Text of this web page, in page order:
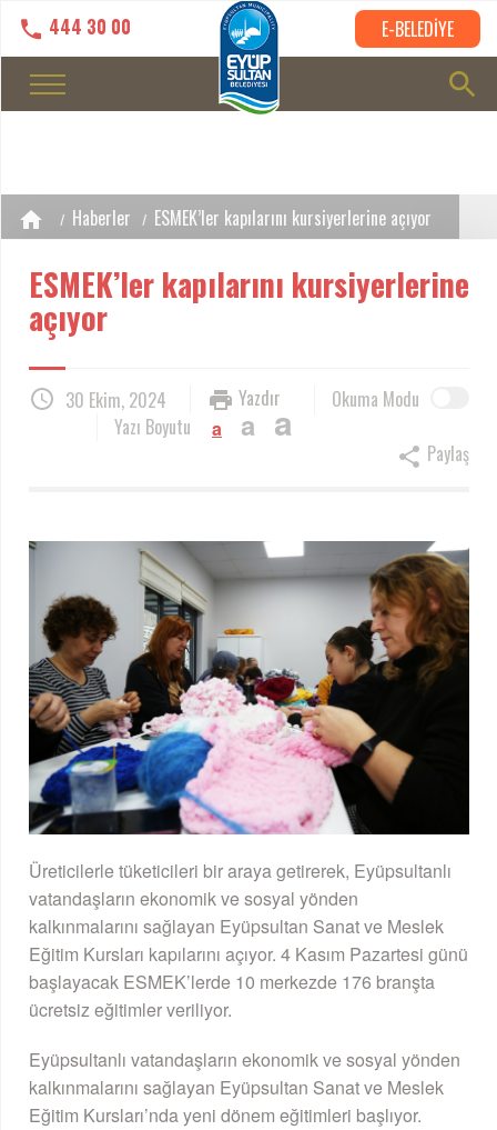
444 30 00 E-BELEDİYE
Haberler ESMEK’ler kapılarını kursiyerlerine açıyor
ESMEK’ler kapılarını kursiyerlerine
açıyor
30 Ekim, 2024 Okuma Modu
Yazdır
Yazı Boyutu
a a a
Paylaş
Üreticilerle tüketicileri bir araya getirerek, Eyüpsultanlı
vatandaşların ekonomik ve sosyal yönden
kalkınmalarını sağlayan Eyüpsultan Sanat ve Meslek
Eğitim Kursları kapılarını açıyor. 4 Kasım Pazartesi günü
başlayacak ESMEK’lerde 10 merkezde 176 branşta
ücretsiz eğitimler veriliyor.
Eyüpsultanlı vatandaşların ekonomik ve sosyal yönden
kalkınmalarını sağlayan Eyüpsultan Sanat ve Meslek
Eğitim Kursları’nda yeni dönem eğitimleri başlıyor.